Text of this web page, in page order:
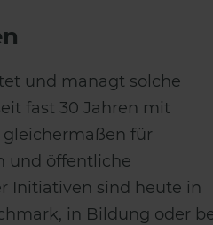
und managt solche
fast 30 Jahren mit
gleichermaßen für
und öffentliche
Initiativen sind heute in
in Bildung oder